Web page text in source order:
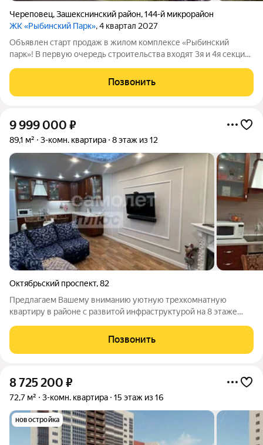
Череповец,Зашекснинский район,144-й микрорайон
ЖК «Рыбинский Парк», 4 квартал 2027
Объявлен старт продаж в жилом комплексе «Рыбинский
парк»! В первую очередь строительства входят 3я и 4я секции
на четвёртый квартал 2027 года. Предлагается кирпичный дом
комфорткласса. Можно
Позвонить
9 999 000 ₽
89,1 м² 3-комн. квартира 8 этаж из 12
Октябрьский проспект,82
Предлагаем Вашему вниманию уютную трехкомнатную
квартиру в районе с развитой инфраструктурой на 8 этаже
м, жилая площадь: 45,6 м, кухня: 20 м. Планировка квартиры
заслуживает особого внимания,
Позвонить
8 725 200 ₽
72,7 м² 3-комн. квартира 15 этаж из 16
новостройка